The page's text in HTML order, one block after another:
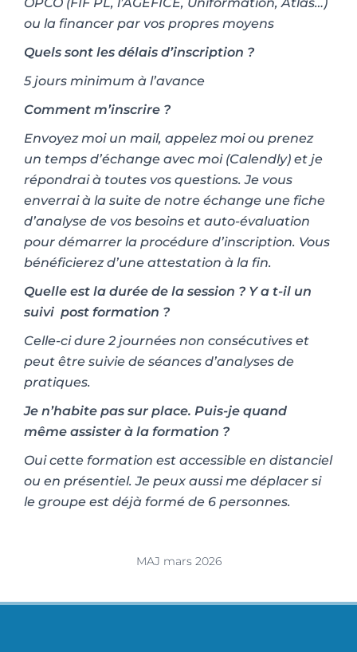
ou la financer par vos propres moyens
Quels sont les délais d’inscription ?
5 jours minimum à l’avance
Comment m’inscrire ?
Envoyez moi un mail, appelez moi ou prenez
un temps d’échange avec moi (Calendly) et je
répondrai à toutes vos questions. Je vous
enverrai à la suite de notre échange une fiche
d’analyse de vos besoins et auto-évaluation
pour démarrer la procédure d’inscription. Vous
bénéficierez d’une attestation à la fin.
Quelle est la durée de la session ? Y a t-il un
suivi post formation ?
Celle-ci dure 2 journées non consécutives et
peut être suivie de séances d’analyses de
pratiques.
Je n’habite pas sur place. Puis-je quand
même assister à la formation ?
Oui cette formation est accessible en distanciel
ou en présentiel. Je peux aussi me déplacer si
le groupe est déjà formé de 6 personnes.
MAJ mars 2026